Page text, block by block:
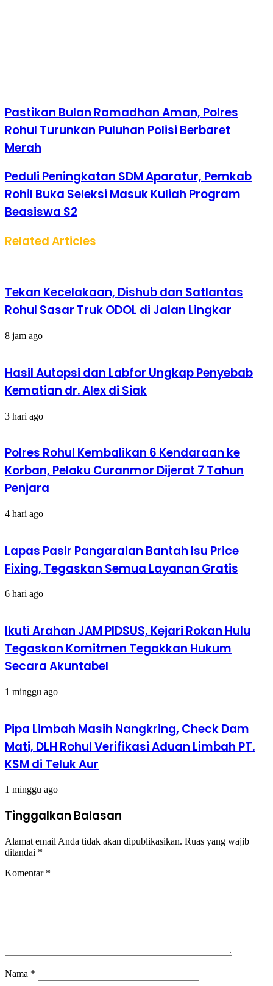
Pastikan Bulan Ramadhan Aman, Polres
Rohul Turunkan Puluhan Polisi Berbaret
Merah
Peduli Peningkatan SDM Aparatur, Pemkab
Rohil Buka Seleksi Masuk Kuliah Program
Beasiswa S2
Related Articles
Tekan Kecelakaan, Dishub dan Satlantas
Rohul Sasar Truk ODOL di Jalan Lingkar
8 jam ago
Hasil Autopsi dan Labfor Ungkap Penyebab
Kematian dr. Alex di Siak
3 hari ago
Polres Rohul Kembalikan 6 Kendaraan ke
Korban, Pelaku Curanmor Dijerat 7 Tahun
Penjara
4 hari ago
Lapas Pasir Pangaraian Bantah Isu Price
Fixing, Tegaskan Semua Layanan Gratis
6 hari ago
Ikuti Arahan JAM PIDSUS, Kejari Rokan Hulu
Tegaskan Komitmen Tegakkan Hukum
Secara Akuntabel
1 minggu ago
Pipa Limbah Masih Nangkring, Check Dam
Mati, DLH Rohul Verifikasi Aduan Limbah PT.
KSM di Teluk Aur
1 minggu ago
Tinggalkan Balasan
Alamat email Anda tidak akan dipublikasikan. Ruas yang wajib
ditandai *
Komentar *
Nama *